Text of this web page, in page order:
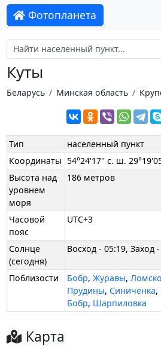
Фотопланета
Куты
Беларусь Минская область
Тип
населенный пункт
Координаты 54°24'17'' с. ш.
Высота над
уровнем
моря
186 метров
Часовой
пояс
UTC+3
Солнце
(сегодня)
Восход - 05:19, Заход
Поблизости Бобр,Журавы,
Прудины, Синиченка,
Бобр, Шарпиловка
Карта